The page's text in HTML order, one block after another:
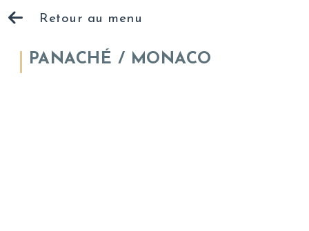
Retour au menu
PANACHÉ / MONACO